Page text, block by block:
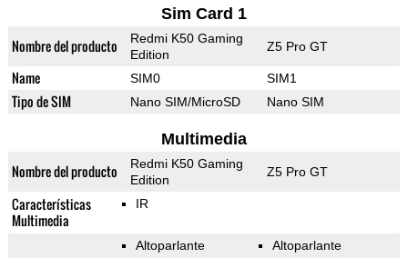
Sim Card 1
Nombre del producto
Redmi K50 Gaming
Edition
Z5 Pro GT
Name SIM0 SIM1
Tipo de SIM Nano SIM/MicroSD Nano SIM
Multimedia
Nombre del producto
Redmi K50 Gaming
Edition
Z5 Pro GT
Características
Multimedia
IR
Altoparlante Altoparlante